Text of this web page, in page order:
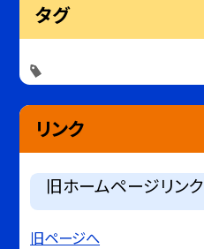
タグ
リンク
旧ホームページリンク
旧ページへ